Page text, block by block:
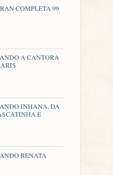
COMPLETA 99
A CANTORA
INHANA, DA
E
RENATA